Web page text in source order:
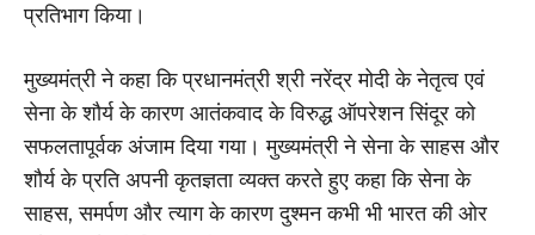
प्रतिभाग किया।
मुख्यमंत्री ने कहा कि प्रधानमंत्री श्री नरेंद्र मोदी के नेतृत्व एवं
सेना के शौर्य के कारण आतंकवाद के विरुद्ध ऑपरेशन सिंदूर को
सफलतापूर्वक अंजाम दिया गया। मुख्यमंत्री ने सेना के साहस और
शौर्य के प्रति अपनी कृतज्ञता व्यक्त करते हुए कहा कि सेना के
साहस, समर्पण और त्याग के कारण दुश्मन कभी भी भारत की ओर